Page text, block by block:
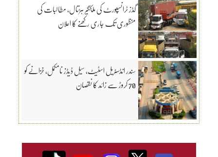
گڈز ٹرانسپورٹ کی ملکگیر ہڑتال، مطالبات کی
منظوری تک جاری رکھنے کا اعلان
سندر انڈسٹریل اسٹیٹ، سیل ڈیڈز نامکمل، خزانے کو
70 کروڑ سے زائد کا نقصان